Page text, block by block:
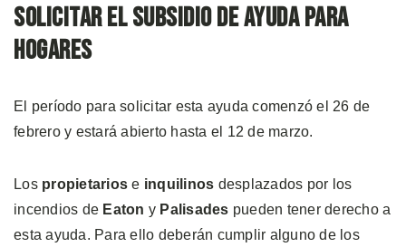
Solicitar el Subsidio de Ayuda para
Hogares
El período para solicitar esta ayuda comenzó el 26 de
febrero y estará abierto hasta el 12 de marzo.
Los propietarios e inquilinos desplazados por los
incendios de Eaton y Palisades pueden tener derecho a
esta ayuda. Para ello deberán cumplir alguno de los